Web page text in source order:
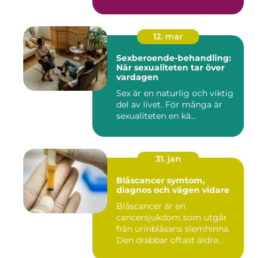
12. mar
Sexberoende-behandling:
När sexualiteten tar över
vardagen
Sex är en naturlig och viktig
del av livet. För många är
sexualiteten en kä...
31. jan
Blåscancer symtom,
diagnos och vägen vidare
Blåscancer är en
cancersjukdom som utgår
från urinblåsans slemhinna.
Den drabbar oftast äldre